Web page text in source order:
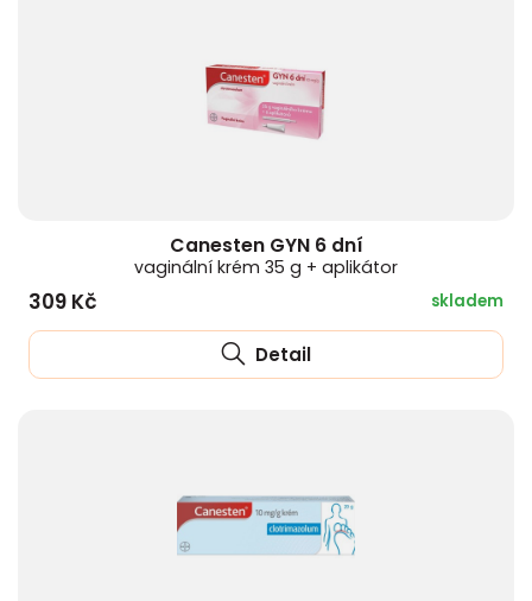
Canesten GYN 6 dní
vaginální krém 35 g + aplikátor
309 Kč skladem
Detail